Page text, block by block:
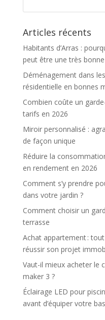
Articles récents
Habitants d’Arras :
peut être une très
Déménagement dans
résidentielle en bonnes
Combien coûte un
tarifs en 2026
Miroir personnalisé :
de façon unique
Réduire la
en rendement en 2026
Comment s’y prendre
dans votre jardin ?
Comment choisir un
terrasse
Achat appartement :
réussir son projet
Vaut-il mieux acheter le
maker 3 ?
Éclairage LED pour
avant d’équiper votre